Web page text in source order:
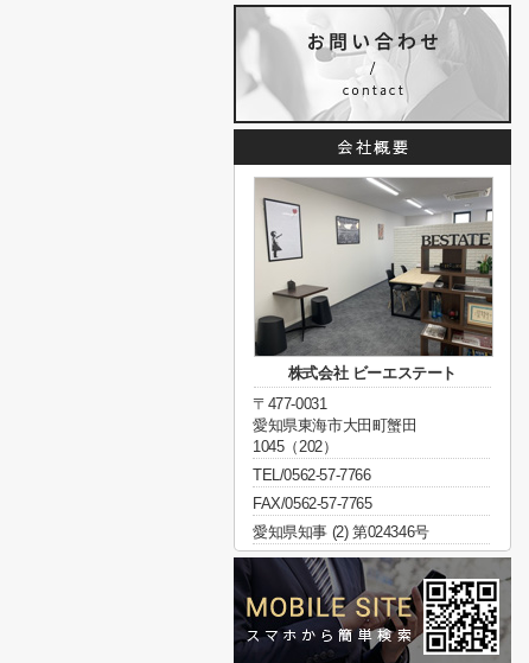
株式会社 ビーエステート
〒477-0031
愛知県東海市大田町蟹田
1045（202）
TEL/0562-57-7766
FAX/0562-57-7765
愛知県知事 (2) 第024346号